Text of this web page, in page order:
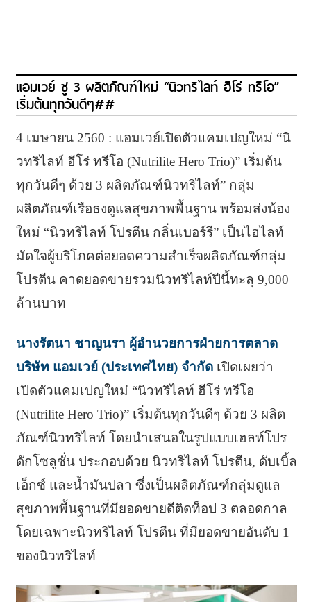
แอมเวย์ ชู 3 ผลิตภัณฑ์ใหม่ “นิวทริไลท์ ฮีโร่ ทรีโอ”
เริ่มต้นทุกวันดีๆ##
4 เมษายน 2560 : แอมเวย์เปิดตัวแคมเปญใหม่ “นิ
วทริไลท์ ฮีโร่ ทรีโอ (Nutrilite Hero Trio)” เริ่มต้น
ทุกวันดีๆ ด้วย 3 ผลิตภัณฑ์นิวทริไลท์” กลุ่ม
ผลิตภัณฑ์เรือธงดูแลสุขภาพพื้นฐาน พร้อมส่งน้อง
ใหม่ “นิวทริไลท์ โปรตีน กลิ่นเบอร์รี” เป็นไฮไลท์
มัดใจผู้บริโภคต่อยอดความสำเร็จผลิตภัณฑ์กลุ่ม
โปรตีน คาดยอดขายรวมนิวทริไลท์ปีนี้ทะลุ 9,000
ล้านบาท
นางรัตนา ชาญนรา ผู้อำนวยการฝ่ายการตลาด
บริษัท แอมเวย์ (ประเทศไทย) จำกัดเปิดเผยว่า
เปิดตัวแคมเปญใหม่ “นิวทริไลท์ ฮีโร่ ทรีโอ
(Nutrilite Hero Trio)” เริ่มต้นทุกวันดีๆ ด้วย 3 ผลิต
ภัณฑ์นิวทริไลท์ โดยนำเสนอในรูปแบบเฮลท์โปร
ดักโซลูชั่น ประกอบด้วย นิวทริไลท์ โปรตีน, ดับเบิ้ล
เอ็กซ์ และน้ำมันปลา ซึ่งเป็นผลิตภัณฑ์กลุ่มดูแล
สุขภาพพื้นฐานที่มียอดขายดีติดท็อป 3 ตลอดกาล
โดยเฉพาะนิวทริไลท์ โปรตีน ที่มียอดขายอันดับ 1
ของนิวทริไลท์